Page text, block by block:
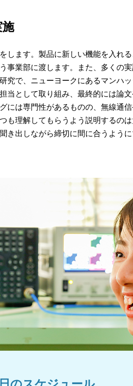
施
ます。製品に新しい機能を入れ
事業部に渡します。また、多くの
究で、ニューヨークにあるマンハ
当として取り組み、最終的には論
には専門性があるものの、無線通
も理解してもらうよう説明するの
き出しながら締切に間に合うよう